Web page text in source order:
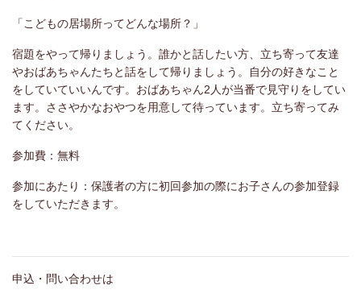
「こどもの居場所ってどんな場所？」
宿題をやって帰りましょう。誰かと話したい方、立ち寄って友達
やおばあちゃんたちと話をして帰りましょう。自分の好きなこと
をしていていいんです。おばあちゃん2人が当番で見守りをしてい
ます。ささやかなおやつを用意して待っています。立ち寄ってみ
てください。
参加費：無料
参加にあたり：保護者の方に初回参加の際にお子さんの参加登録
をしていただきます。
申込・問い合わせは